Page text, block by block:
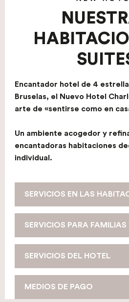
Encantador hotel de 4
Bruselas, el Nuevo Hotel
arte de «sentirse como en
Un ambiente acogedor y
encantadoras habitaciones
individual.
SERVICIOS EN LAS
SERVICIOS PARA FAMILIAS
SERVICIOS DEL HOTEL
MEDIOS DE PAGO